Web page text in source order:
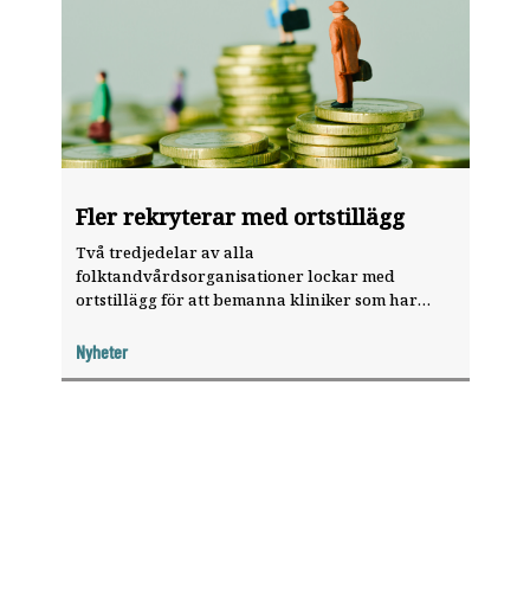
Fler rekryterar med ortstillägg
Två tredjedelar av alla
folktandvårdsorganisationer lockar med
ortstillägg för att bemanna kliniker som har
kronor per månad – finns i Västerbotten och
Nyheter